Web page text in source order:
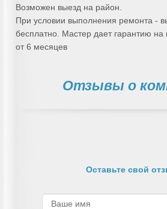
Возможен выезд на район.
При условии выполнения ремонта -
бесплатно. Мастер дает гарантию
от 6 месяцев
Отзывы о
Оставьте свой